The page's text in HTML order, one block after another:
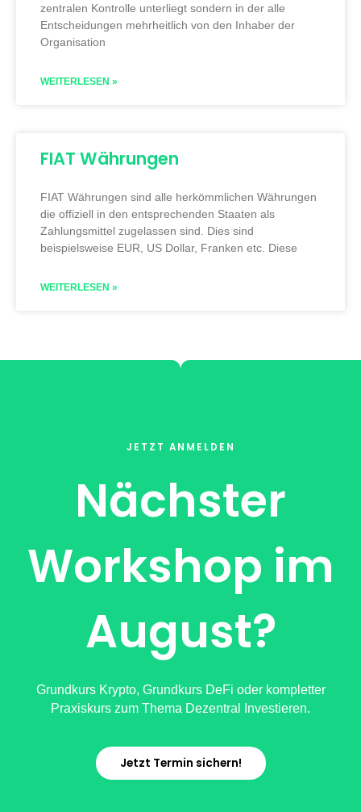
zentralen Kontrolle unterliegt sondern in der alle
Entscheidungen mehrheitlich von den Inhaber der
Organisation
WEITERLESEN »
FIAT Währungen
FIAT Währungen sind alle herkömmlichen Währungen
die offiziell in den entsprechenden Staaten als
Zahlungsmittel zugelassen sind. Dies sind
beispielsweise EUR, US Dollar, Franken etc. Diese
WEITERLESEN »
JETZT ANMELDEN
Nächster
Workshop im
August?
Grundkurs Krypto, Grundkurs DeFi oder kompletter
Praxiskurs zum Thema Dezentral Investieren.
Jetzt Termin sichern!